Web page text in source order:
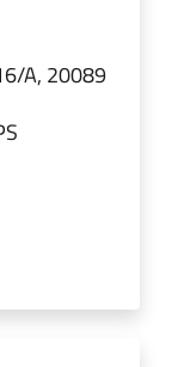
A, 20089